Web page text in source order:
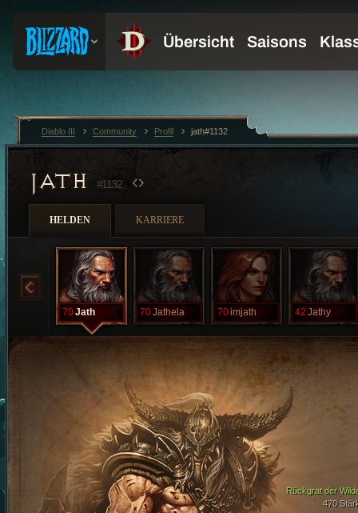
JATH #1132
HELDEN KARRIERE
70Jath 70Jathela 70imjath 42 Jathy
Rückgrat der
470
Diablo III Community Profil jath#1132